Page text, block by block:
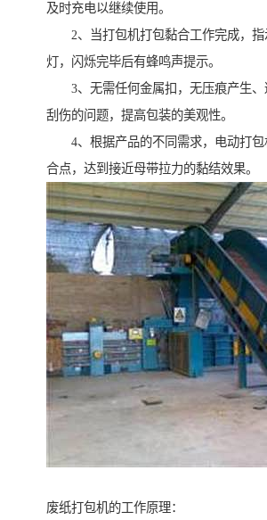
及时充电以继续使用。
2、当打包机打包黏合工作完成，指
灯，闪烁完毕后有蜂鸣声提示。
3、无需任何金属扣，无压痕产生、
刮伤的问题，提高包装的美观性。
4、根据产品的不同需求，电动打包
合点，达到接近母带拉力的黏结效果。
废纸打包机的工作原理：